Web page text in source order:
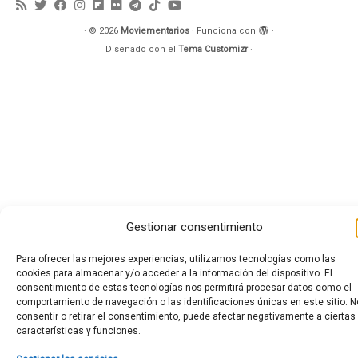
Gestionar consentimiento
Para ofrecer las mejores experiencias, utilizamos tecnologías como las
cookies para almacenar y/o acceder a la información del dispositivo. El
consentimiento de estas tecnologías nos permitirá procesar datos como el
comportamiento de navegación o las identificaciones únicas en este sitio.
consentir o retirar el consentimiento, puede afectar negativamente a ciertas
características y funciones.
· © 2026 Moviementarios · Funciona con
·
Diseñado con el Tema Customizr·